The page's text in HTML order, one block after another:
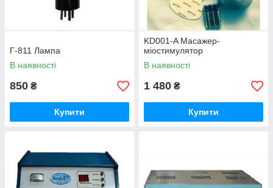
Г-811 Лампа
В наявності
850 ₴
Купити
KD001-A Масажер-
міостимулятор
В наявності
1 480 ₴
Купити